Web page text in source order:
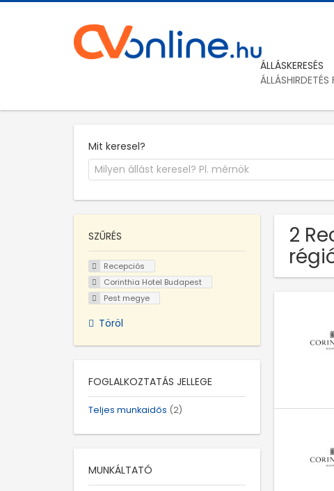
ÁLLÁSKERESÉS
ÁLLÁSHIRDETÉS
Mit keresel?
2
SZŰRÉS
Recepciós
Corinthia Hotel Budapest
Pest megye
Töröl
FOGLALKOZTATÁS JELLEGE
Teljes munkaidős (2)
MUNKÁLTATÓ